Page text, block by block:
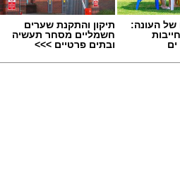
תחום החינוך וההדרכה במוזיאון, לנהל
העונה:
תיקון והתקנת שערים
חשמליים מסחר תעשיה
ובתים פרטיים >>>